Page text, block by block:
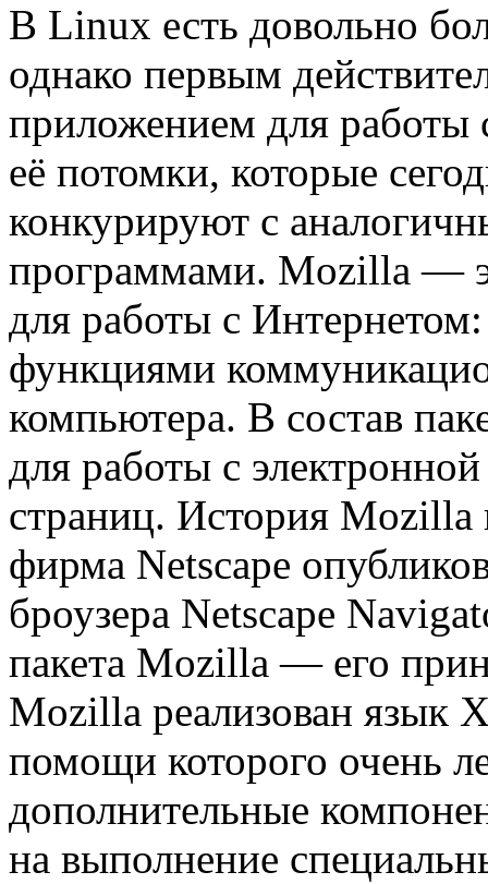
В Linux есть довольно
однако первым
приложением для работы
её потомки, которые
конкурируют с
программами. Mozilla —
для работы с
функциями
компьютера. В состав
для работы с
страниц. История Mozilla
фирма Netscape
броузера Netscape
пакета Mozilla — его
Mozilla реализован язык
помощи которого очень
дополнительные
на выполнение